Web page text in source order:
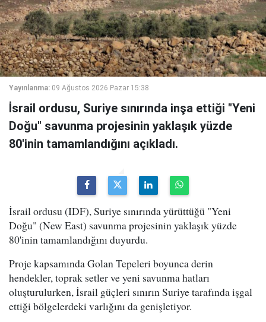
Yayınlanma: 09 Ağustos 2026 Pazar 15:38
İsrail ordusu, Suriye sınırında inşa ettiği "Yeni
Doğu" savunma projesinin yaklaşık yüzde
80'inin tamamlandığını açıkladı.
İsrail ordusu (IDF), Suriye sınırında yürüttüğü "Yeni
Doğu" (New East) savunma projesinin yaklaşık yüzde
80'inin tamamlandığını duyurdu.
Proje kapsamında Golan Tepeleri boyunca derin
hendekler, toprak setler ve yeni savunma hatları
oluşturulurken, İsrail güçleri sınırın Suriye tarafında işgal
ettiği bölgelerdeki varlığını da genişletiyor.